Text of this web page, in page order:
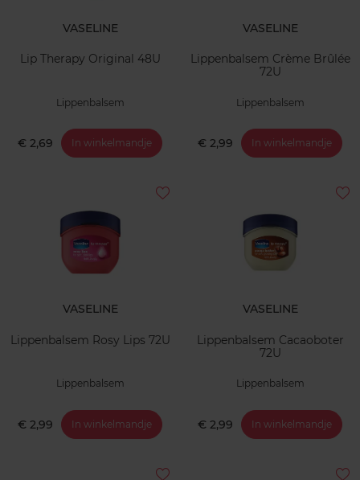
VASELINE
Lip Therapy Original 48U
Lippenbalsem
€ 2,69 In winkelmandje
VASELINE
Lippenbalsem Crème Brûlée
72U
Lippenbalsem
€ 2,99 In winkelmandje
VASELINE
Lippenbalsem Rosy Lips 72U
Lippenbalsem
€ 2,99 In winkelmandje
VASELINE
Lippenbalsem Cacaoboter
72U
Lippenbalsem
€ 2,99 In winkelmandje